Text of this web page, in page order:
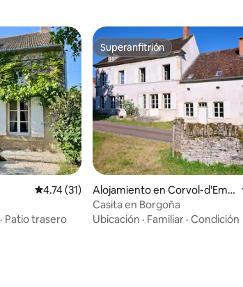
Calificación promedio: 4.74 de 5, 31 reseñas
4.74 (31)
· Patio trasero
Superanfitrión
Superanfitrión
Alojamiento en Corvol-d'Emb
ernard
Casita en Borgoña
Ubicación · Familiar · Condición